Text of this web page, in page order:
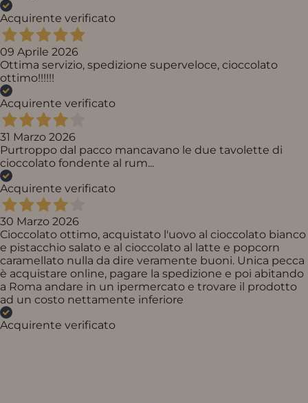
Acquirente verificato
09 Aprile 2026
Ottima servizio, spedizione superveloce, cioccolato
ottimo!!!!!!
Acquirente verificato
31 Marzo 2026
Purtroppo dal pacco mancavano le due tavolette di
cioccolato fondente al rum...
Acquirente verificato
30 Marzo 2026
Cioccolato ottimo, acquistato l'uovo al cioccolato bianco
e pistacchio salato e al cioccolato al latte e popcorn
caramellato nulla da dire veramente buoni. Unica pecca
è acquistare online, pagare la spedizione e poi abitando
a Roma andare in un ipermercato e trovare il prodotto
ad un costo nettamente inferiore
Acquirente verificato